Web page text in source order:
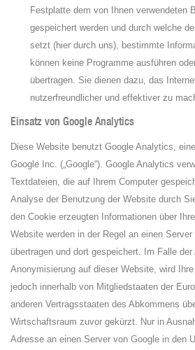
Festplatte dem von Ihnen verwendeten
gespeichert werden und durch welche
setzt (hier durch uns), bestimmte
können keine Programme ausführen
übertragen. Sie dienen dazu, das
nutzerfreundlicher und effektiver zu
Einsatz von Google Analytics
Diese Website benutzt Google Analytics,
Google Inc. („Google“). Google Analytics
Textdateien, die auf Ihrem Computer
Analyse der Benutzung der Website durch
den Cookie erzeugten Informationen über
Website werden in der Regel an einen
übertragen und dort gespeichert. Im Falle
Anonymisierung auf dieser Website, wird
jedoch innerhalb von Mitgliedstaaten der
anderen Vertragsstaaten des Abkommens
Wirtschaftsraum zuvor gekürzt. Nur in
Adresse an einen Server von Google in den